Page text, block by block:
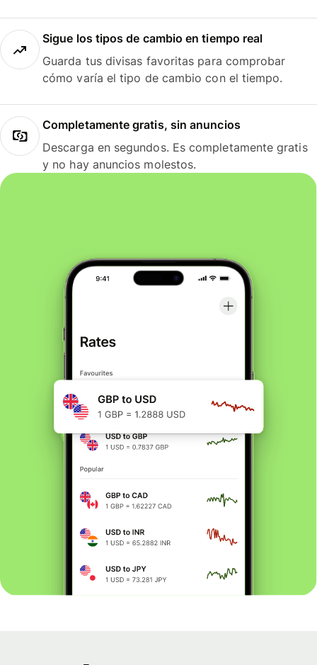
Sigue los tipos de cambio en tiempo real
Guarda tus divisas favoritas para comprobar
cómo varía el tipo de cambio con el tiempo.
Completamente gratis, sin anuncios
Descarga en segundos. Es completamente gratis
y no hay anuncios molestos.